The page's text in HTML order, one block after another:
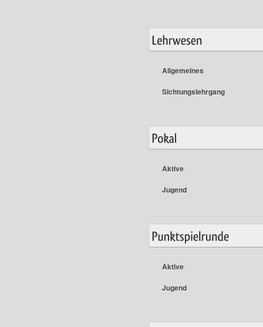
Allgemeines
Sichtungslehrgang
Aktive
Jugend
Aktive
Jugend